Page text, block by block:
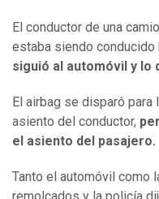
El conductor de una
estaba siendo
siguió al automóvil y lo
El airbag se disparó para
asiento del conductor,
el asiento del pasajero.
Tanto el automóvil como
remolcados y la policía